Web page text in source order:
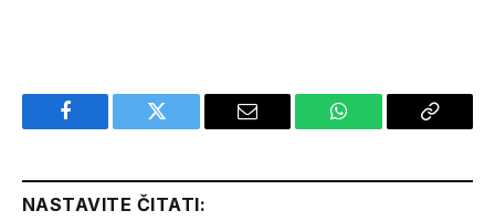
Facebook Twitter Email WhatsApp Copy
NASTAVITE ČITATI: